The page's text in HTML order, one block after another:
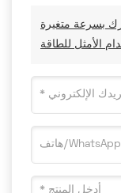
بسرعة متغيرة
الأمثل للطاقة